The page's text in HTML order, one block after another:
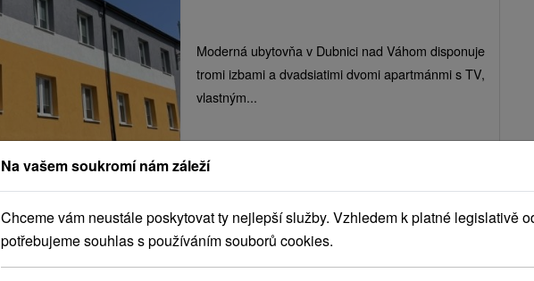
Moderná ubytovňa v Dubnici nad Váhom disponuje
tromi izbami a dvadsiatimi dvomi apartmánmi s TV,
vlastným...
Ubytovňa Dubnica Dubnica nad
Váhom
Na vašem soukromí nám záleží
Chceme vám neustále poskytovat ty nejlepší služby. Vzhledem k platné legislativě
potřebujeme souhlas s používáním souborů cookies.